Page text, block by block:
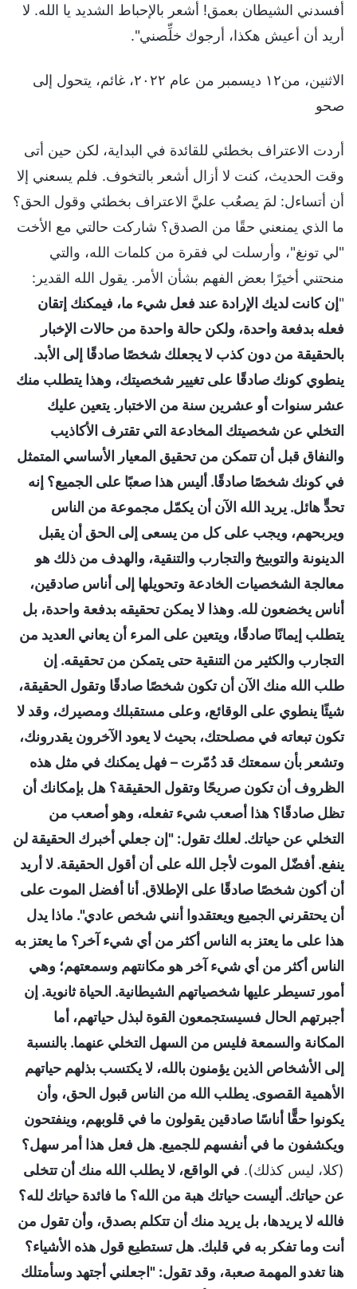
أفسدني الشيطان بعمق! أشعر بالإحباط الشديد يا الله. لا
أريد أن أعيش هكذا، أرجوك خلِّصني".
الاثنين، من١٢ ديسمبر من عام ٢٠٢٢، غائم، يتحول إلى
صحو
أردت الاعتراف بخطئي للقائدة في البداية، لكن حين أتى
وقت الحديث، كنت لا أزال أشعر بالتخوف. فلم يسعني إلا
أن أتساءل: لمَ يصعُب عليَّ الاعتراف بخطئي وقول الحق؟
ما الذي يمنعني حقًا من الصدق؟ شاركت حالتي مع الأخت
"لي تونغ"، وأرسلت لي فقرة من كلمات الله، والتي
منحتني أخيرًا بعض الفهم بشأن الأمر. يقول الله القدير:
"إن كانت لديك الإرادة عند فعل شيء ما، فيمكنك إتقان
فعله بدفعة واحدة، ولكن حالة واحدة من حالات الإخبار
بالحقيقة من دون كذب لا يجعلك شخصًا صادقًا إلى الأبد.
ينطوي كونك صادقًا على تغيير شخصيتك، وهذا يتطلب منك
عشر سنوات أو عشرين سنة من الاختبار. يتعين عليك
التخلي عن شخصيتك المخادعة التي تقترف الأكاذيب
والنفاق قبل أن تتمكن من تحقيق المعيار الأساسي المتمثل
في كونك شخصًا صادقًا. أليس هذا صعبًا على الجميع؟ إنه
تحدٍّ هائل. يريد الله الآن أن يكمّل مجموعة من الناس
ويربحهم، ويجب على كل من يسعى إلى الحق أن يقبل
الدينونة والتوبيخ والتجارب والتنقية، والهدف من ذلك هو
معالجة الشخصيات الخادعة وتحويلها إلى أناس صادقين،
أناس يخضعون لله. وهذا لا يمكن تحقيقه بدفعة واحدة، بل
يتطلب إيمانًا صادقًا، ويتعين على المرء أن يعاني العديد من
التجارب والكثير من التنقية حتى يتمكن من تحقيقه. إن
طلب الله منك الآن أن تكون شخصًا صادقًا وتقول الحقيقة،
شيئًا ينطوي على الوقائع، وعلى مستقبلك ومصيرك، وقد لا
تكون تبعاته في مصلحتك، بحيث لا يعود الآخرون يقدرونك،
وتشعر بأن سمعتك قد دُمّرت – فهل يمكنك في مثل هذه
الظروف أن تكون صريحًا وتقول الحقيقة؟ هل بإمكانك أن
تظل صادقًا؟ هذا أصعب شيء تفعله، وهو أصعب من
التخلي عن حياتك. لعلك تقول: "إن جعلي أخبرك الحقيقة لن
ينفع. أفضّل الموت لأجل الله على أن أقول الحقيقة. لا أريد
أن أكون شخصًا صادقًا على الإطلاق. أنا أفضل الموت على
أن يحتقرني الجميع ويعتقدوا أنني شخص عادي". ماذا يدل
هذا على ما يعتز به الناس أكثر من أي شيء آخر؟ ما يعتز به
الناس أكثر من أي شيء آخر هو مكانتهم وسمعتهم؛ وهي
أمور تسيطر عليها شخصياتهم الشيطانية. الحياة ثانوية. إن
أجبرتهم الحال فسيستجمعون القوة لبذل حياتهم، أما
المكانة والسمعة فليس من السهل التخلي عنهما. بالنسبة
إلى الأشخاص الذين يؤمنون بالله، لا يكتسب بذلهم حياتهم
الأهمية القصوى. يطلب الله من الناس قبول الحق، وأن
يكونوا حقًّا أناسًا صادقين يقولون ما في قلوبهم، وينفتحون
ويكشفون ما في أنفسهم للجميع. هل فعل هذا أمر سهل؟
(كلا، ليس كذلك). في الواقع، لا يطلب الله منك أن تتخلى
عن حياتك. أليست حياتك هبة من الله؟ ما فائدة حياتك لله؟
فالله لا يريدها، بل يريد منك أن تتكلم بصدق، وأن تقول من
أنت وما تفكر به في قلبك. هل تستطيع قول هذه الأشياء؟
هنا تغدو المهمة صعبة، وقد تقول: "اجعلني أجتهد وسأمتلك